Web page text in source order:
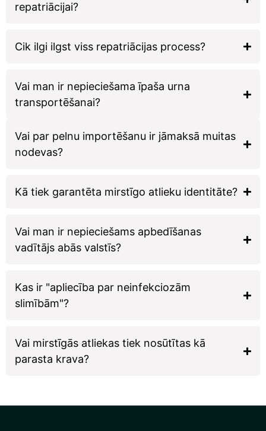
repatriācijai?
Cik ilgi ilgst viss repatriācijas process?
Vai man ir nepieciešama īpaša urna
transportēšanai?
Vai par pelnu importēšanu ir jāmaksā muitas
nodevas?
Kā tiek garantēta mirstīgo atlieku identitāte?
Vai man ir nepieciešams apbedīšanas
vadītājs abās valstīs?
Kas ir "apliecība par neinfekciozām
slimībām"?
Vai mirstīgās atliekas tiek nosūtītas kā
parasta krava?